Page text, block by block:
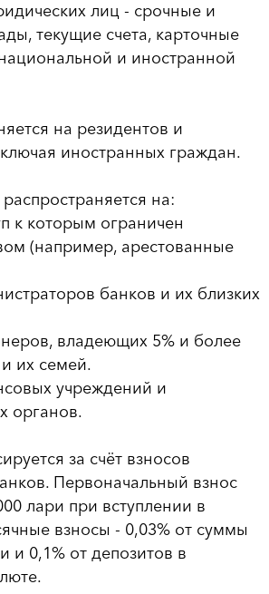
лиц - срочные и
текущие счета, карточные
и иностранной
на резидентов и
иностранных граждан.
на:
к которым ограничен
(например, арестованные
банков и их близких
владеющих 5% и более
их семей.
учреждений и
органов.
за счёт взносов
Первоначальный взнос
лари при вступлении в
взносы - 0,03% от суммы
и 0,1% от депозитов в